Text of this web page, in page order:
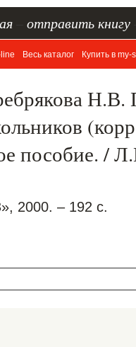
отправить книгу
Весь каталог Купить в my-
Н.В.
пособие. /
2000. – 192 с.